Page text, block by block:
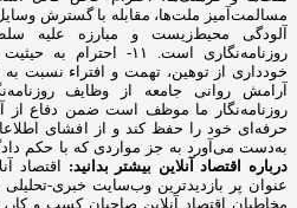
مسالمت‌آمیز ملت‌ها، مقابله با گسترش
آلودگی محیط‌زیست و مبارزه علیه
روزنامه‌نگاری است. ۱۱-
خودداری از توهین، تهمت و افتراء
روزنامه‌نگار ما موظف است ضمن دفاع از
حرفه‌ای خود را حفظ کند و از افشای
به‌دست می‌آورد به جز مواردی که با حکم
درباره اقتصاد آنلاین بیشتر بدانید:
عنوان پر بازدیدترین وب‌سایت خبری-
مخاطبان اقتصاد آنلاین صاحبان کسب و